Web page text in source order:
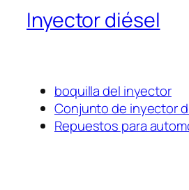
Inyector diésel
boquilla del inyector
Conjunto de inyector
Repuestos para